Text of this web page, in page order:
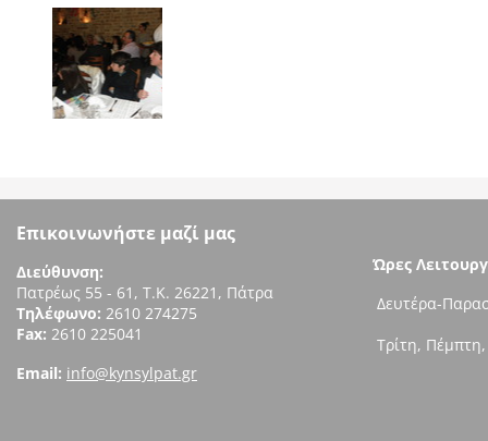
Επικοινωνήστε μαζί μας
Διεύθυνση:
Πατρέως 55 - 61, Τ.Κ. 26221, Πάτρα
Τηλέφωνο: 2610 274275
Fax: 2610 225041
Email: info@kynsylpat.gr
Ώρες
Δευτέρα-
Τρίτη,